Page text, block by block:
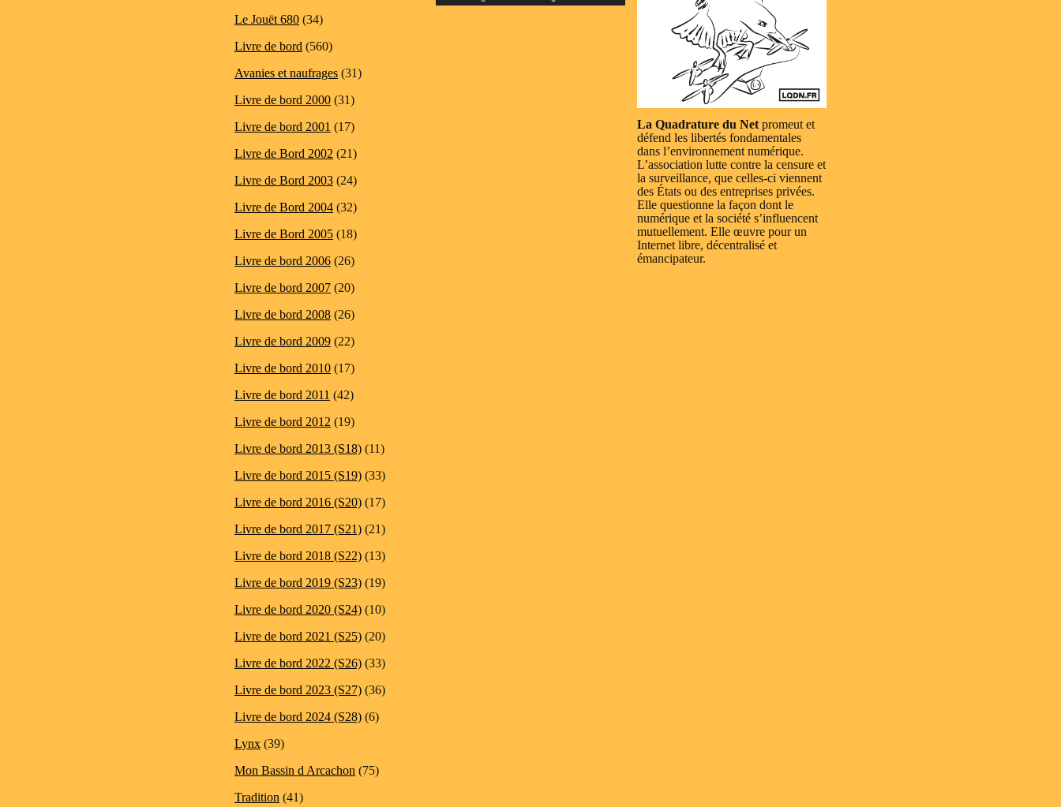
Le Jouët 680 (34)
Livre de bord (560)
Avanies et naufrages (31)
Livre de bord 2000 (31)
Livre de bord 2001 (17)
Livre de Bord 2002 (21)
Livre de Bord 2003 (24)
Livre de Bord 2004 (32)
Livre de Bord 2005 (18)
Livre de bord 2006 (26)
Livre de bord 2007 (20)
Livre de bord 2008 (26)
Livre de bord 2009 (22)
Livre de bord 2010 (17)
Livre de bord 2011 (42)
Livre de bord 2012 (19)
Livre de bord 2013 (S18) (11)
Livre de bord 2015 (S19) (33)
Livre de bord 2016 (S20) (17)
Livre de bord 2017 (S21) (21)
Livre de bord 2018 (S22) (13)
Livre de bord 2019 (S23) (19)
Livre de bord 2020 (S24) (10)
Livre de bord 2021 (S25) (20)
Livre de bord 2022 (S26) (33)
Livre de bord 2023 (S27) (36)
Livre de bord 2024 (S28) (6)
Lynx (39)
Mon Bassin d Arcachon (75)
Tradition (41)
La Quadrature du Net promeut et
défend les libertés fondamentales
dans l’environnement numérique.
L’association lutte contre la censure et
la surveillance, que celles-ci viennent
des États ou des entreprises privées.
Elle questionne la façon dont le
numérique et la société s’influencent
mutuellement. Elle œuvre pour un
Internet libre, décentralisé et
émancipateur.